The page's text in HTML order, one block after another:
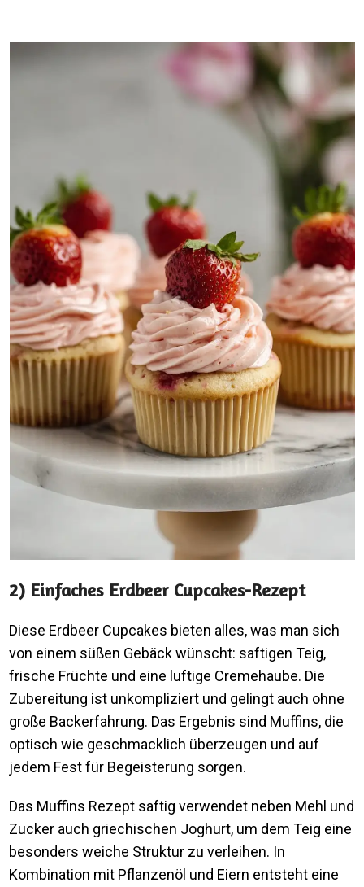
2) Einfaches Erdbeer Cupcakes-Rezept
Diese Erdbeer Cupcakes bieten alles, was man sich
von einem süßen Gebäck wünscht: saftigen Teig,
frische Früchte und eine luftige Cremehaube. Die
Zubereitung ist unkompliziert und gelingt auch ohne
große Backerfahrung. Das Ergebnis sind Muffins, die
optisch wie geschmacklich überzeugen und auf
jedem Fest für Begeisterung sorgen.
Das Muffins Rezept saftig verwendet neben Mehl und
Zucker auch griechischen Joghurt, um dem Teig eine
besonders weiche Struktur zu verleihen. In
Kombination mit Pflanzenöl und Eiern entsteht eine